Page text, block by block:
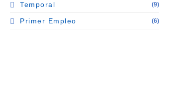
Temporal (9)
Primer Empleo (6)